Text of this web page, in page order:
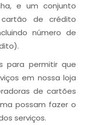
e um conjunto
de crédito
número de
para permitir que
em nossa loja
de cartões
possam fazer o
serviços.